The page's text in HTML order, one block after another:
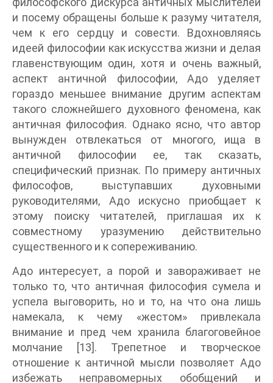
и посему обращены больше к разуму читателя,
чем к его сердцу и совести. Вдохновляясь
идеей философии как искусства жизни и делая
главенствующим один, хотя и очень важный,
аспект античной философии, Адо уделяет
гораздо меньшее внимание другим аспектам
такого сложнейшего духовного феномена, как
античная философия. Однако ясно, что автор
вынужден отвлекаться от многого, ища в
античной философии ее, так сказать,
специфический признак. По примеру античных
философов, выступавших духовными
руководителями, Адо искусно приобщает к
этому поиску читателей, приглашая их к
совместному уразумению действительно
существенного и к сопереживанию.
Адо интересует, а порой и завораживает не
только то, что античная философия сумела и
успела выговорить, но и то, на что она лишь
намекала, к чему «жестом» привлекала
внимание и пред чем хранила благоговейное
молчание [13]. Трепетное и творческое
отношение к античной мысли позволяет Адо
избежать неправомерных обобщений и